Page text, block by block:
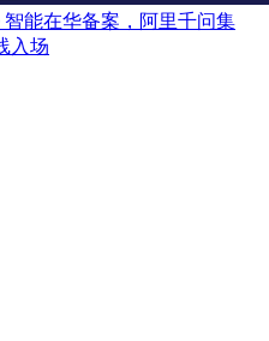
智能在华备案，阿里千问集
入场